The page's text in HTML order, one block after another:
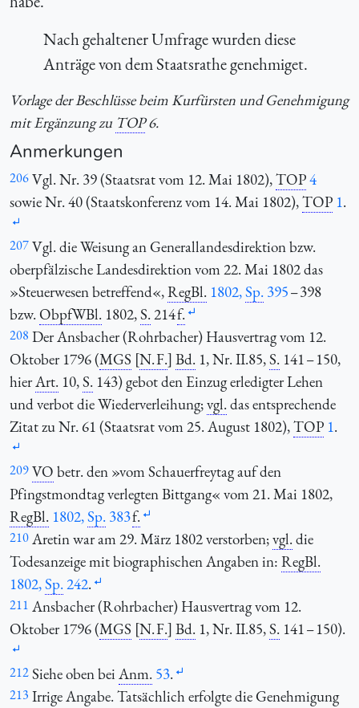
Nach gehaltener Umfrage wurden diese
Anträge von dem Staatsrathe genehmiget.
Vorlage der Beschlüsse beim Kurfürsten und Genehmigung
mit Ergänzung zu TOP6.
Anmerkungen
206Vgl. Nr. 39 (Staatsrat vom 12. Mai 1802),TOP4
sowie Nr. 40 (Staatskonferenz vom 14. Mai 1802),TOP 1.
207Vgl. die Weisung an Generallandesdirektion bzw.
oberpfälzische Landesdirektion vom 22. Mai 1802 das
»Steuerwesen betreffend«,RegBl. 1802,Sp. 395– 398
bzw.ObpfWBl. 1802,S.214f.
208 Der Ansbacher (Rohrbacher) Hausvertrag vom 12.
Oktober 1796 (MGS [N. F.] Bd. 1, Nr. II.85,S. 141 – 150,
hierArt. 10,S. 143) gebot den Einzug erledigter Lehen
und verbot die Wiederverleihung;vgl.das entsprechende
Zitat zu Nr. 61 (Staatsrat vom 25. August 1802),TOP 1.
209VO betr. den »vom Schauerfreytag auf den
Pfingstmondtag verlegten Bittgang« vom 21. Mai 1802,
RegBl. 1802,Sp. 383f.
210Aretin war am 29. März 1802 verstorben;vgl.die
Todesanzeige mit biographischen Angaben in: RegBl.
1802,Sp.242.
211 Ansbacher (Rohrbacher) Hausvertrag vom 12.
Oktober 1796 (MGS [N. F.] Bd. 1, Nr. II.85,S. 141 – 150).
212Siehe oben bei Anm. 53.
213 Irrige Angabe. Tatsächlich erfolgte die Genehmigung